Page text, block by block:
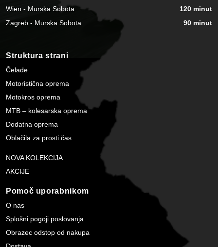
Wien - Murska Sobota
120 minut
Zagreb - Murska Sobota
90 minut
Struktura strani
Čelade
Motoristična oprema
Motokros oprema
MTB – kolesarska oprema
Dodatna oprema
Oblačila za prosti čas
NOVA KOLEKCIJA
AKCIJE
Pomoč uporabnikom
O nas
Splošni pogoji poslovanja
Obrazec odstop od nakupa